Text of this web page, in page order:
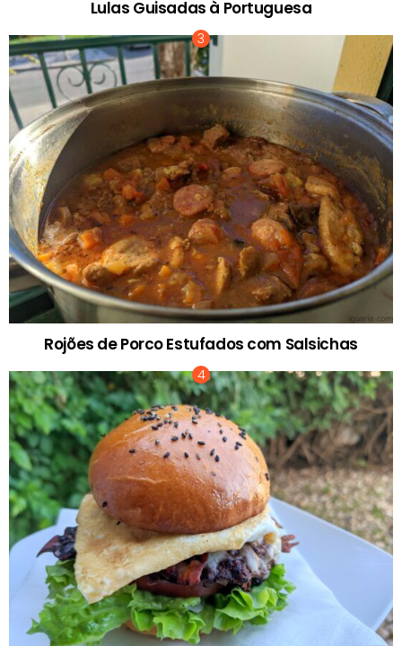
Lulas Guisadas à Portuguesa
Rojões de Porco Estufados com Salsichas